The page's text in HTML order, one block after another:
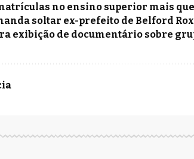
no ensino superior mais
soltar ex-prefeito de Belford
exibição de documentário sobre